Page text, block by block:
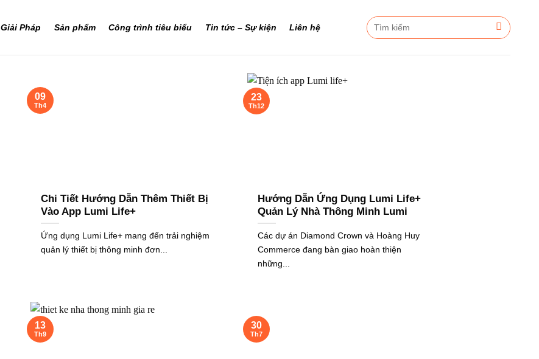
Giải Pháp Sản phẩm Công trình tiêu biểu Tin tức – Sự kiện Liên hệ
Tìm
kiếm:
Chi Tiết Hướng Dẫn Thêm Thiết Bị
Vào App Lumi Life+
Ứng dụng Lumi Life+ mang đến trải nghiệm
quản lý thiết bị thông minh đơn...
09
Th4
Hướng Dẫn Ứng Dụng Lumi Life+
Quản Lý Nhà Thông Minh Lumi
Các dự án Diamond Crown và Hoàng Huy
Commerce đang bàn giao hoàn thiện
những...
23
Th12
13
Th9
30
Th7